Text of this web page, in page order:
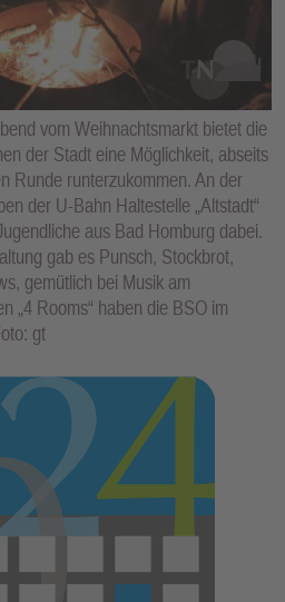
vom Weihnachtsmarkt bietet die
der Stadt eine Möglichkeit, abseits
Runde runterzukommen. An der
der U-Bahn Haltestelle „Altstadt“
aus Bad Homburg dabei.
gab es Punsch, Stockbrot,
gemütlich bei Musik am
„4 Rooms“ haben die BSO im
gt